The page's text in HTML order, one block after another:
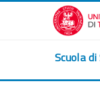
Vai al contenuto
Scuola